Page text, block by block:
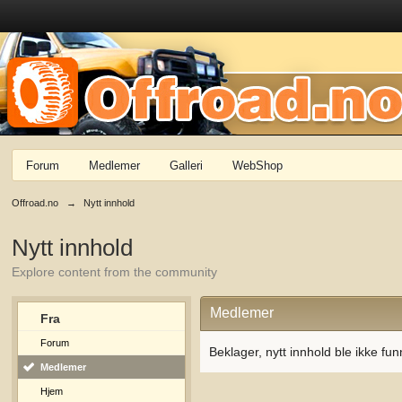
Forum Medlemer Galleri WebShop
Offroad.no → Nytt innhold
Nytt innhold
Explore content from the community
Fra
Forum
Medlemer
Hjem
Medlemer
Beklager, nytt innhold ble ikke